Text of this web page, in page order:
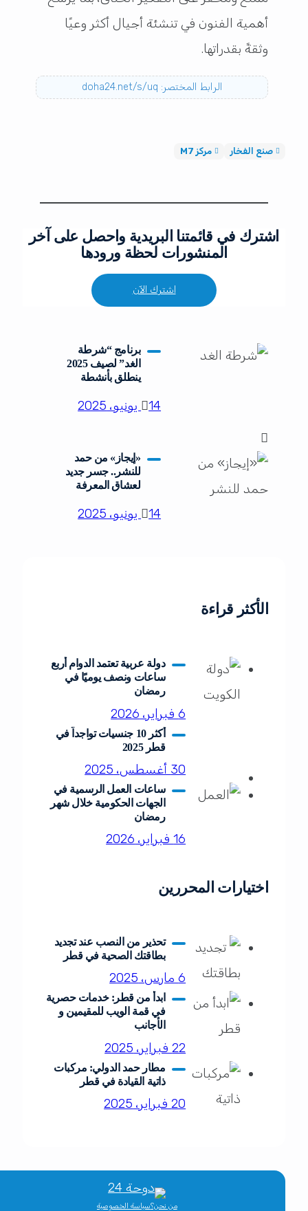
أهمية الفنون في تنشئة أجيال أكثر وعيًا
وثقةً بقدراتها.
الرابط المختصر: doha24.net/s/uq
صنع الفخار مركز M7
اشترك في قائمتنا البريدية واحصل على آخر
المنشورات لحظة ورودها
اشترك الآن
برنامج “شرطة
الغد” لصيف 2025
ينطلق بأنشطة
وتوعوية
14 يونيو، 2025
«إيجاز» من حمد
للنشر.. جسر جديد
لعشاق المعرفة
14 يونيو، 2025
الأكثر قراءة
دولة عربية تعتمد الدوام أربع
ساعات ونصف يوميًا في
رمضان
أكثر 10 جنسيات تواجداً في
قطر 2025
30 أغسطس، 2025
ساعات العمل الرسمية في
الجهات الحكومية خلال شهر
رمضان
16 فبراير، 2026
اختيارات المحررين
تحذير من النصب عند تجديد
بطاقتك الصحية في قطر
ابدأ من قطر: خدمات حصرية
في قمة الويب للمقيمين و
الأجانب
22 فبراير، 2025
مطار حمد الدولي: مركبات
ذاتية القيادة في قطر
20 فبراير، 2025
من نحن؟سياسة الخصوصية